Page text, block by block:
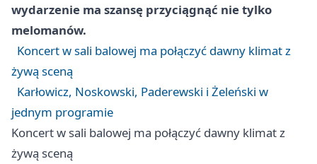
wydarzenie ma szansę przyciągnąć nie tylko
melomanów.
Koncert w sali balowej ma połączyć dawny klimat z
żywą sceną
Karłowicz, Noskowski, Paderewski i Żeleński w
jednym programie
Koncert w sali balowej ma połączyć dawny klimat z
żywą sceną